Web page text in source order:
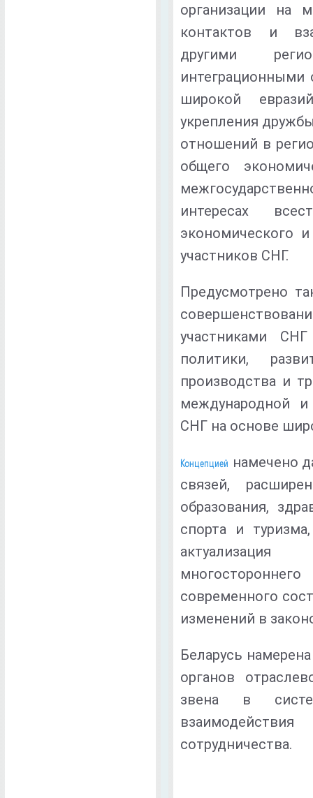
организации на
контактов и
другими
интеграционными
широкой
укрепления
отношений в
общего
интересах
экономического
участников СНГ.
Предусмотрено
участниками СНГ
политики,
производства и
международной и
СНГ на основе
Концепцией намечено
связей,
образования,
спорта и
современного
изменений в
Беларусь
органов
звена в
сотрудничества.